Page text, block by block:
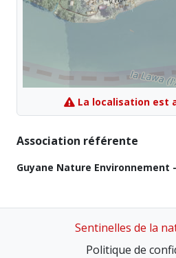
La localisation est
Association référente
Guyane Nature Environnement -
Sentinelles de la
Politique de